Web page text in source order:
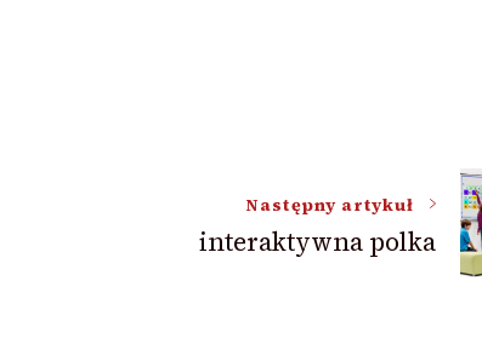
Następny artykuł
interaktywna polka